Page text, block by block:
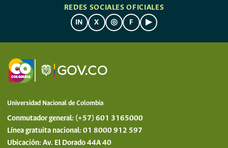
REDES SOCIALES OFICIALES
IN
X ◎ F ▶
Universidad Nacional de Colombia
Conmutador general: (+57) 601 3165000
Línea gratuita nacional: 01 8000 912 597
Ubicación: Av. El Dorado 44A 40